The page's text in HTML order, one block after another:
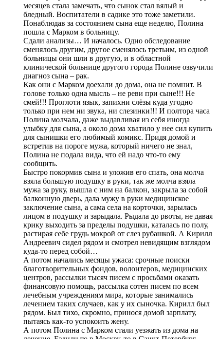
месяцев стала замечать, что сынок стал вялый и
бледный. Воспитатели в садике это тоже заметили.
Понаблюдав за состоянием сына еще неделю, Полина
пошла с Марком в больницу.
Сдали анализы… И началось. Одно обследование
сменялось другим, другое сменялось третьим, из одной
больницы они шли в другую, и в областной
клинической больнице другого города Полине озвучили
диагноз сына – рак.
Как они с Марком доехали до дома, она не помнит. В
голове только одна мысль – не реви при сыне!!! Не
смей!!! Проглоти язык, запихни слёзы куда угодно –
только при нем ни звука, ни слезинки!!! И полтора часа
Полина молчала, даже выдавливая из себя иногда
улыбку для сына, а около дома хватило у нее сил купить
для сынишки его любимый комикс. Придя домой и
встретив на пороге мужа, который ничего не знал,
Полина не подала вида, что ей надо что-то ему
сообщить.
Быстро покормив сына и уложив его спать, она молча
взяла большую подушку в руки, так же молча взяла
мужа за руку, вышла с ним на балкон, закрыла за собой
балконную дверь, дала мужу в руки медицинское
заключение сына, а сама села на корточки, зарылась
лицом в подушку и зарыдала. Рыдала до рвоты, не давая
крику выходить за пределы подушки, каталась по полу,
растирая себе грудь мокрой от слез рубашкой. А Кирилл
Андреевич сидел рядом и смотрел невидящим взглядом
куда-то перед собой…
А потом начались месяцы ужаса: срочные поиски
благотворительных фондов, волонтеров, медицинских
центров, рассылки тысяч писем с просьбами оказать
финансовую помощь, рассылка сотен писем по всем
лечебным учреждениям мира, которые занимались
лечением таких случаев, как у их сыночка. Кирилл был
рядом. Был тихо, скромно, принося домой зарплату,
пытаясь как-то успокоить жену.
А потом Полина с Марком стали уезжать из дома на